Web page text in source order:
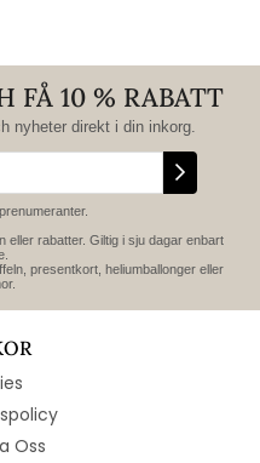
FÅ 10 % RABATT
nyheter direkt i din inkorg.
eller rabatter. Giltig i sju dagar enbart
presentkort, heliumballonger eller
Oss